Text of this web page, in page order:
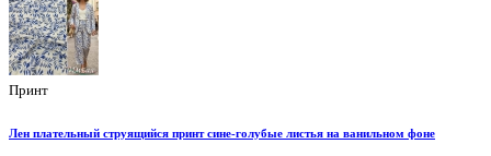
Принт
Лен плательный струящийся принт сине-голубые листья на ванильном фоне